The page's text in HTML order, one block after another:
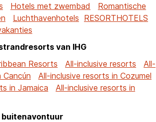
Hotels met zwembad
Romantische
Luchthavenhotels RESORTHOTELS
van IHG
Resorts All-inclusive resorts
All-
Cancún
All-inclusive resorts in Cozumel
in Jamaica
All-inclusive resorts in
buitenavontuur